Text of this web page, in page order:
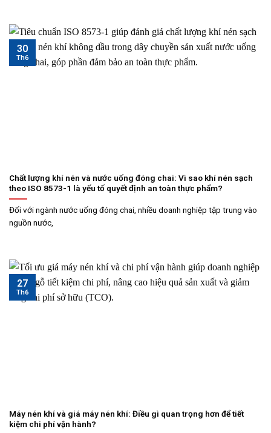
Chất lượng khí nén và nước uống đóng chai: Vì sao khí nén sạch
theo ISO 8573-1 là yếu tố quyết định an toàn thực phẩm?
Đối với ngành nước uống đóng chai, nhiều doanh nghiệp tập trung vào
nguồn nước,
30
Th6
Máy nén khí và giá máy nén khí: Điều gì quan trọng hơn để tiết
kiệm chi phí vận hành?
27
Th6